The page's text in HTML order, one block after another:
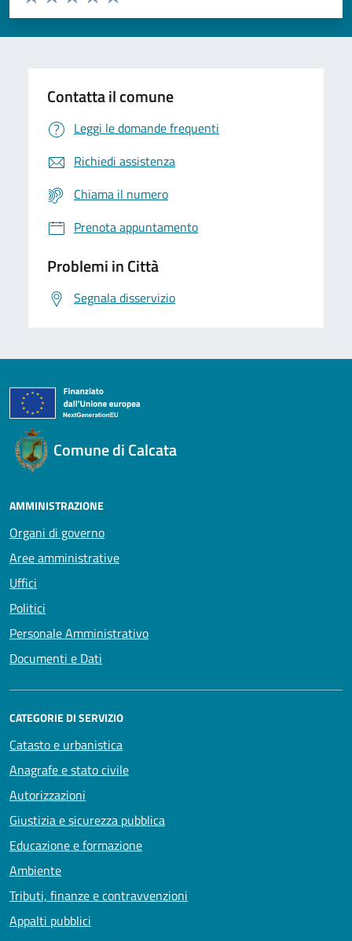
Valuta 5 stelle su 5
Valuta 4 stelle su 5
Valuta 3 stelle su 5
Valuta 2 stelle su 5
Valuta 1 stelle su 5
Contatta il comune
Leggi le domande frequenti
Richiedi assistenza
Chiama il numero
Prenota appuntamento
Problemi in Città
Segnala disservizio
Comune di Calcata
AMMINISTRAZIONE
Organi di governo
Aree amministrative
Uffici
Politici
Personale Amministrativo
Documenti e Dati
CATEGORIE DI SERVIZIO
Catasto e urbanistica
Anagrafe e stato civile
Autorizzazioni
Giustizia e sicurezza pubblica
Educazione e formazione
Ambiente
Tributi, finanze e contravvenzioni
Appalti pubblici